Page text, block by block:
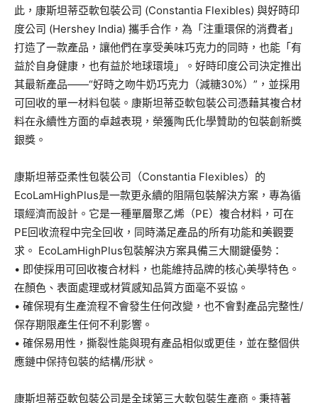
此，康斯坦蒂亞軟包裝公司 (Constantia Flexibles) 與好時印
度公司 (Hershey India) 攜手合作，為「注重環保的消費者」
打造了一款產品，讓他們在享受美味巧克力的同時，也能「有
益於自身健康，也有益於地球環境」。好時印度公司決定推出
其最新產品——“好時之吻牛奶巧克力（減糖30%）”，並採用
可回收的單一材料包裝。康斯坦蒂亞軟包裝公司憑藉其複合材
料在永續性方面的卓越表現，榮獲陶氏化學贊助的包裝創新獎
銀獎。
康斯坦蒂亞柔性包裝公司（Constantia Flexibles）的
EcoLamHighPlus是一款更永續的阻隔包裝解決方案，專為循
環經濟而設計。它是一種單層聚乙烯（PE）複合材料，可在
PE回收流程中完全回收，同時滿足產品的所有功能和美觀要
求。 EcoLamHighPlus包裝解決方案具備三大關鍵優勢：
• 即使採用可回收複合材料，也能維持品牌的核心美學特色。
在顏色、表面處理或材質感知品質方面毫不妥協。
• 確保現有生產流程不會發生任何改變，也不會對產品完整性/
保存期限產生任何不利影響。
• 確保易用性，撕裂性能與現有產品相似或更佳，並在整個供
應鏈中保持包裝的結構/形狀。
康斯坦蒂亞軟包裝公司是全球第三大軟包裝生產商。秉持著